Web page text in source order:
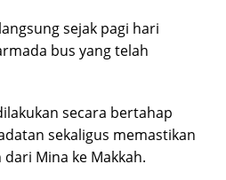
sejak pagi hari
bus yang telah
secara bertahap
sekaligus memastikan
Mina ke Makkah.